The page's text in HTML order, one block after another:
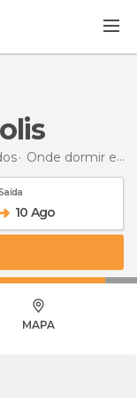
Onde dormir em Missouri
10 Ago
MAPA